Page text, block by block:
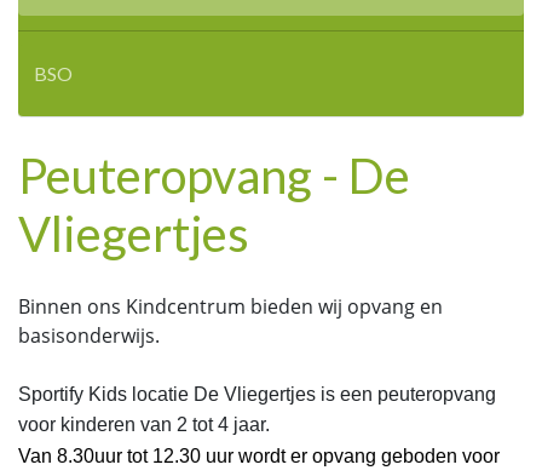
BSO
Peuteropvang - De
Vliegertjes
Binnen ons Kindcentrum bieden wij opvang en
basisonderwijs.
Sportify Kids locatie De Vliegertjes is een peuteropvang
voor kinderen van 2 tot 4 jaar.
Van 8.30uur tot 12.30 uur wordt er opvang geboden voor